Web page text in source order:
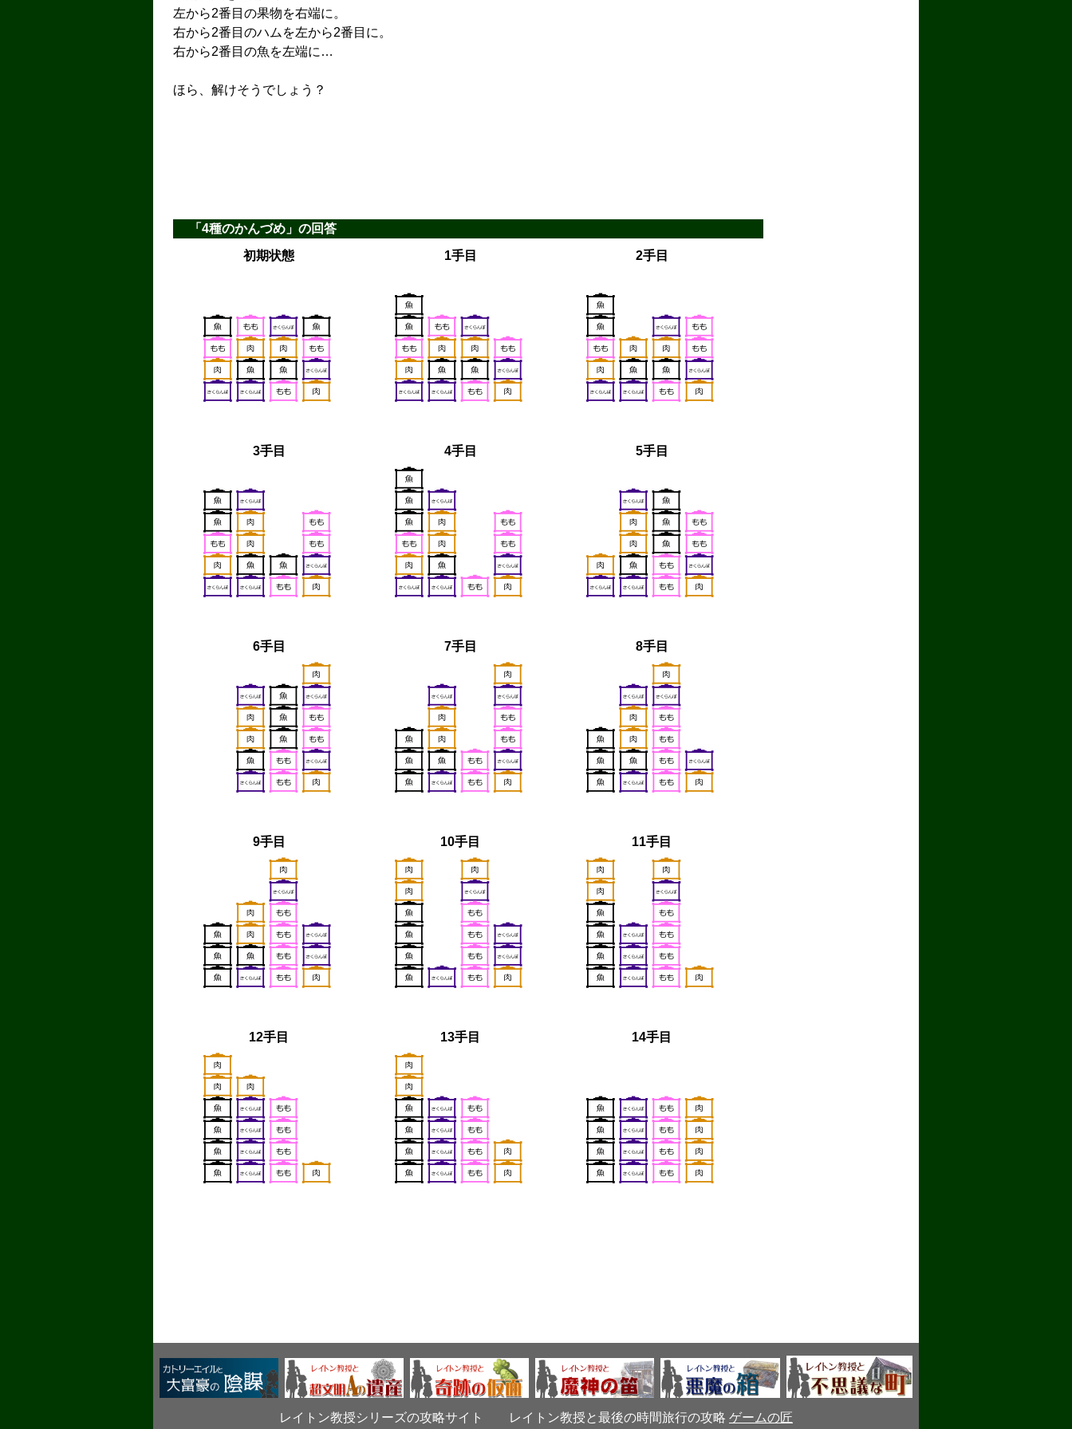
左から2番目の果物を右端に。
右から2番目のハムを左から2番目に。
右から2番目の魚を左端に…
ほら、解けそうでしょう？
「4種のかんづめ」の回答
初期状態
1手目 2手目
3手目 4手目 5手目
6手目 7手目 8手目
9手目 10手目 11手目
12手目 13手目 14手目
レイトン教授シリーズの攻略サイト レイトン教授と最後の時間旅行の攻略 ゲームの匠